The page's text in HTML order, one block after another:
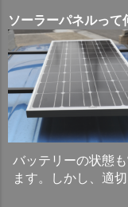
ソーラーパネルって
バッテリーの状態
ます。しかし、適